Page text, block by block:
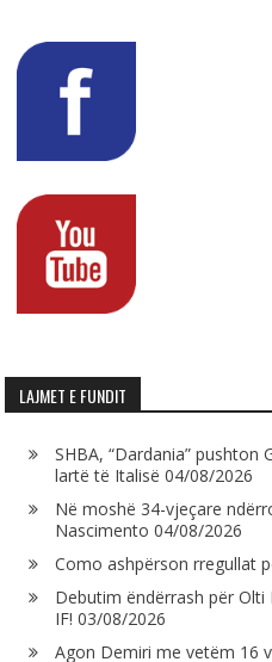
LAJMET E FUNDIT
SHBA, “Dardania”
lartë të Italisë 04/08/2026
Në moshë 34-vjeçare
Nascimento 04/08/2026
Como ashpërson rregullat
Debutim ëndërrash për
IF! 03/08/2026
Agon Demiri me vetëm 16